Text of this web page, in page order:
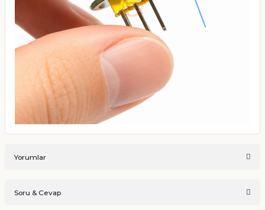
Yorumlar
Soru & Cevap